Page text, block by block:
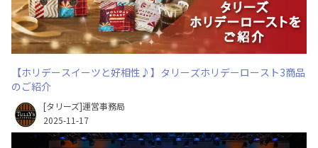
【ホリデースイーツと好相性♪】タリーズホリデーロースト3商品
のご紹介
[タリーズ]運営事務局
2025-11-17